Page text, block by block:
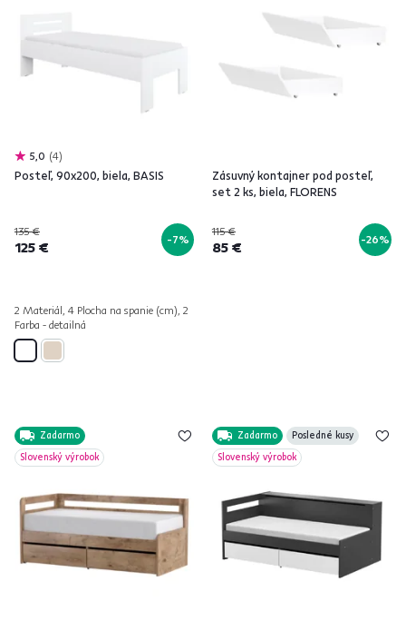
5,0 4
Posteľ, 90x200, biela, BASIS
135 €
125 € -7%
2 Materiál, 4 Plocha na spanie (cm), 2
Farba - detailná
Zásuvný kontajner pod posteľ,
set 2 ks, biela, FLORENS
115 €
85 € -26%
Zadarmo
Slovenský výrobok
Zadarmo
Posledné kusy
Slovenský výrobok